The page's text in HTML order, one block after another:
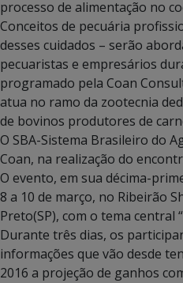
processo de alimentação no
Conceitos de pecuária
desses cuidados – serão
pecuaristas e empresários
programado pela Coan
atua no ramo da zootecnia
de bovinos produtores de
O SBA-Sistema Brasileiro do
Coan, na realização do
O evento, em sua décima-
8 a 10 de março, no Ribeirão
Preto(SP), com o tema central
Durante três dias, os
informações que vão desde
2016 a projeção de ganhos